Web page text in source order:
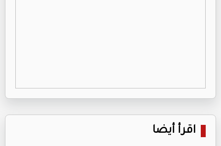
اقرأ أيضا